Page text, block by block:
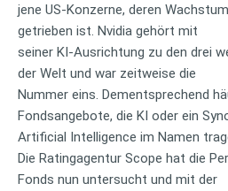
jene US-Konzerne, deren
getrieben ist. Nvidia gehört mit
seiner KI-Ausrichtung zu den drei
der Welt und war zeitweise die
Nummer eins. Dementsprechend
Fondsangebote, die KI oder ein
Artificial Intelligence im Namen
Die Ratingagentur Scope hat die
Fonds nun untersucht und mit der